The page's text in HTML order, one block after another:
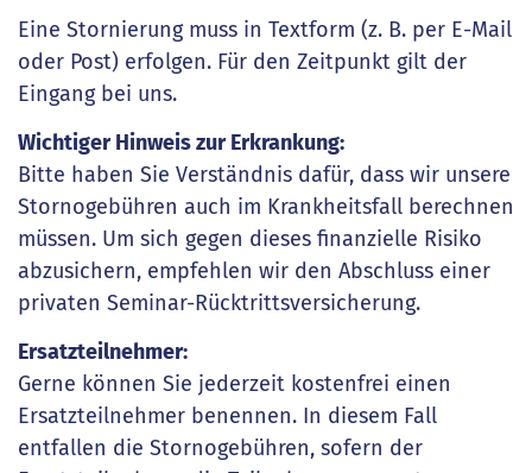
Eine Stornierung muss in Textform (z. B. per E-Mail
oder Post) erfolgen. Für den Zeitpunkt gilt der
Eingang bei uns.
Wichtiger Hinweis zur Erkrankung:
Bitte haben Sie Verständnis dafür, dass wir unsere
Stornogebühren auch im Krankheitsfall berechnen
müssen. Um sich gegen dieses finanzielle Risiko
abzusichern, empfehlen wir den Abschluss einer
privaten Seminar-Rücktrittsversicherung.
Ersatzteilnehmer:
Gerne können Sie jederzeit kostenfrei einen
Ersatzteilnehmer benennen. In diesem Fall
entfallen die Stornogebühren, sofern der